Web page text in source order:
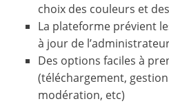
choix des couleurs et
La plateforme prévient
à jour de
Des options faciles à
(téléchargement,
modération, etc)